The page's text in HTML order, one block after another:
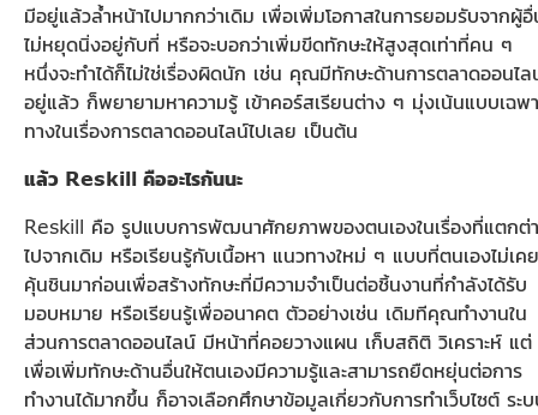
มีอยู่แล้วล้ำหน้าไปมากกว่าเดิม เพื่อเพิ่มโอกาสในการยอมรับจากผู้
ไม่หยุดนิ่งอยู่กับที่ หรือจะบอกว่าเพิ่มขีดทักษะให้สูงสุดเท่าที่คน ๆ
หนึ่งจะทำได้ก็ไม่ใช่เรื่องผิดนัก เช่น คุณมีทักษะด้านการตลาดออนไล
อยู่แล้ว ก็พยายามหาความรู้ เข้าคอร์สเรียนต่าง ๆ มุ่งเน้นแบบเฉพ
ทางในเรื่องการตลาดออนไลน์ไปเลย เป็นต้น
แล้ว Reskill คืออะไรกันนะ
Reskill คือ รูปแบบการพัฒนาศักยภาพของตนเองในเรื่องที่แตกต่
ไปจากเดิม หรือเรียนรู้กับเนื้อหา แนวทางใหม่ ๆ แบบที่ตนเองไม่เคย
คุ้นชินมาก่อนเพื่อสร้างทักษะที่มีความจำเป็นต่อชิ้นงานที่กำลังได้รับ
มอบหมาย หรือเรียนรู้เพื่ออนาคต ตัวอย่างเช่น เดิมทีคุณทำงานใน
ส่วนการตลาดออนไลน์ มีหน้าที่คอยวางแผน เก็บสถิติ วิเคราะห์ แต่
เพื่อเพิ่มทักษะด้านอื่นให้ตนเองมีความรู้และสามารถยืดหยุ่นต่อการ
ทำงานได้มากขึ้น ก็อาจเลือกศึกษาข้อมูลเกี่ยวกับการทำเว็บไซต์ ระ